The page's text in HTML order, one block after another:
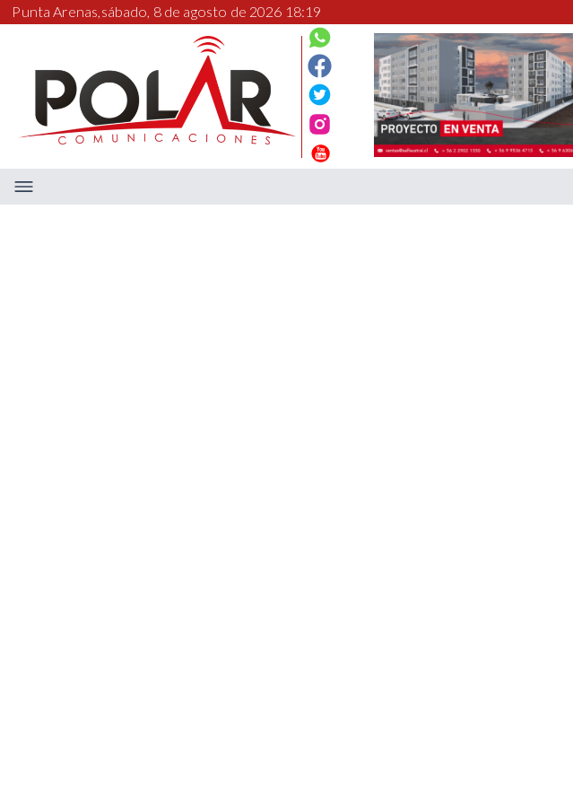
Punta Arenas,sábado, 8 de agosto de 2026 18:19